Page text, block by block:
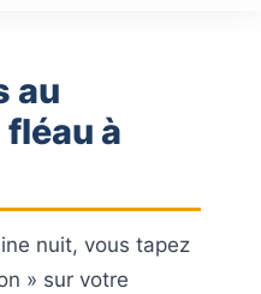
au
à
nuit, vous tapez
» sur votre